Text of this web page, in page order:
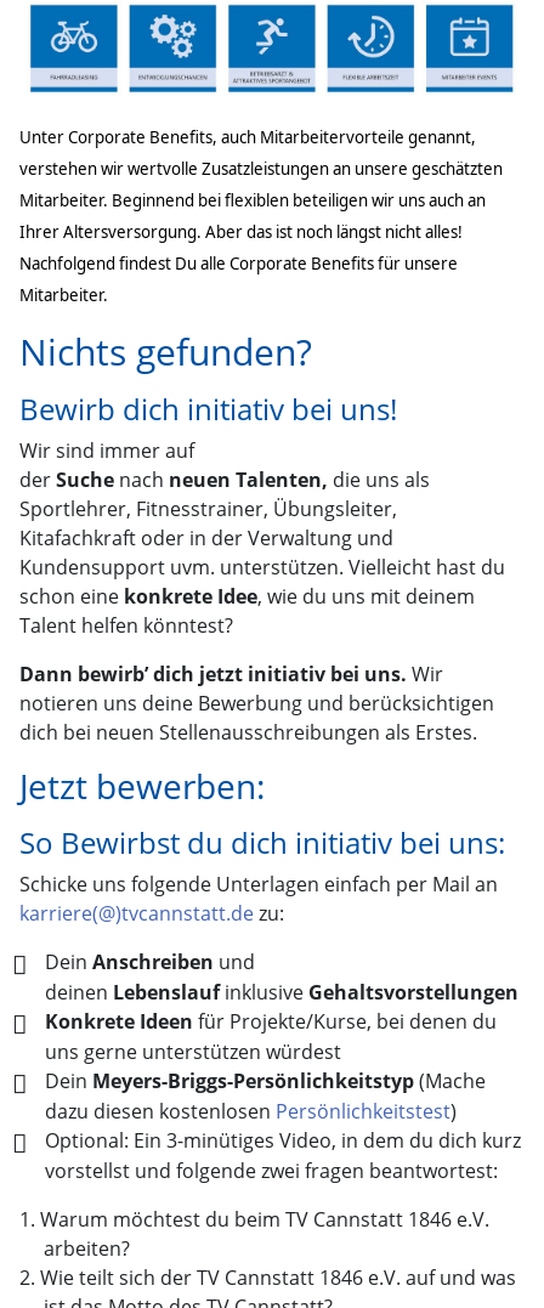
Unter Corporate Benefits, auch Mitarbeitervorteile genannt,
verstehen wir wertvolle Zusatzleistungen an unsere geschätzten
Mitarbeiter. Beginnend bei flexiblen beteiligen wir uns auch an
Ihrer Altersversorgung. Aber das ist noch längst nicht alles!
Nachfolgend findest Du alle Corporate Benefits für unsere
Mitarbeiter.
Nichts gefunden?
Bewirb dich initiativ bei uns!
Wir sind immer auf
derSuche nach neuen Talenten, die uns als
Sportlehrer, Fitnesstrainer, Übungsleiter,
Kitafachkraft oder in der Verwaltung und
Kundensupport uvm. unterstützen. Vielleicht hast du
schon eine konkrete Idee, wie du uns mit deinem
Talent helfen könntest?
Dann bewirb’ dich jetzt initiativ bei uns. Wir
notieren uns deine Bewerbung und berücksichtigen
dich bei neuen Stellenausschreibungen als Erstes.
Jetzt bewerben:
So Bewirbst du dich initiativ bei uns:
Schicke uns folgende Unterlagen einfach per Mail an
karriere(@)tvcannstatt.dezu:
Dein Anschreiben und
deinen Lebenslaufinklusive Gehaltsvorstellungen
Konkrete Ideen für Projekte/Kurse, bei denen du
uns gerne unterstützen würdest
Dein Meyers-Briggs-Persönlichkeitstyp(Mache
dazu diesen kostenlosen Persönlichkeitstest)
Optional: Ein 3-minütiges Video, in dem du dich kurz
vorstellst und folgende zwei fragen beantwortest:
Warum möchtest du beim TV Cannstatt 1846 e.V.
arbeiten?
Wie teilt sich der TV Cannstatt 1846 e.V. auf und was